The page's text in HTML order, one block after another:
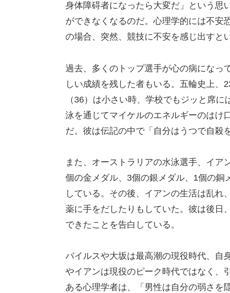
身体障碍者になったら大変だ」という思
ができなくなるのだ。心理学的には不安
の場合、突然、競技に不安を感じ出すと
過去、多くのトップ選手が心の病になっ
しい成績を残した者もいる。五輪史上、
（36）は小さい時、学校でもジッと席
泳を通じてマイケルのエネルギーのはけ
だ。彼は伝記の中で「自分はうつで自殺
また、オーストラリアの水泳選手、イ
個の金メダル、3個の銀メダル、1個の銅
している。その後、イアンの生活は乱れ
薬に手をだしたりもしていた。彼は後日
できたことを告白している。
バイルスや大坂は最高潮の現役時代、自
やイアンは現役のピーク時代ではなく、
ある心理学者は、「男性は自分の弱さを